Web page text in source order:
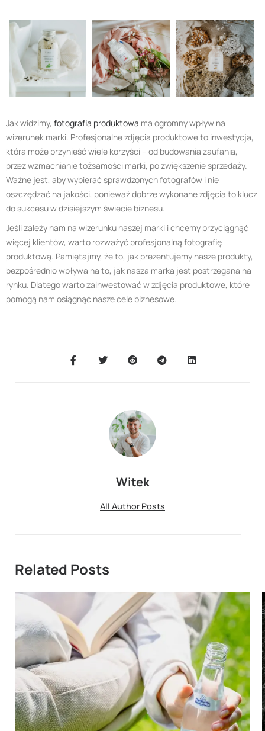
Jak widzimy, fotografia produktowa ma ogromny wpływ na
wizerunek marki. Profesjonalne zdjęcia produktowe to inwestycja,
która może przynieść wiele korzyści – od budowania zaufania,
przez wzmacnianie tożsamości marki, po zwiększenie sprzedaży.
Ważne jest, aby wybierać sprawdzonych fotografów i nie
oszczędzać na jakości, ponieważ dobrze wykonane zdjęcia to klucz
do sukcesu w dzisiejszym świecie biznesu.
Jeśli zależy nam na wizerunku naszej marki i chcemy przyciągnąć
więcej klientów, warto rozważyć profesjonalną fotografię
produktową. Pamiętajmy, że to, jak prezentujemy nasze produkty,
bezpośrednio wpływa na to, jak nasza marka jest postrzegana na
rynku. Dlatego warto zainwestować w zdjęcia produktowe, które
pomogą nam osiągnąć nasze cele biznesowe.
Witek
All Author Posts
Related Posts